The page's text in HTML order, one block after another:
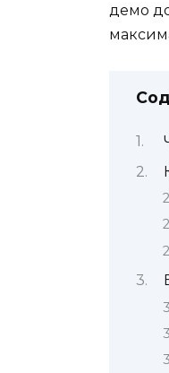
демо